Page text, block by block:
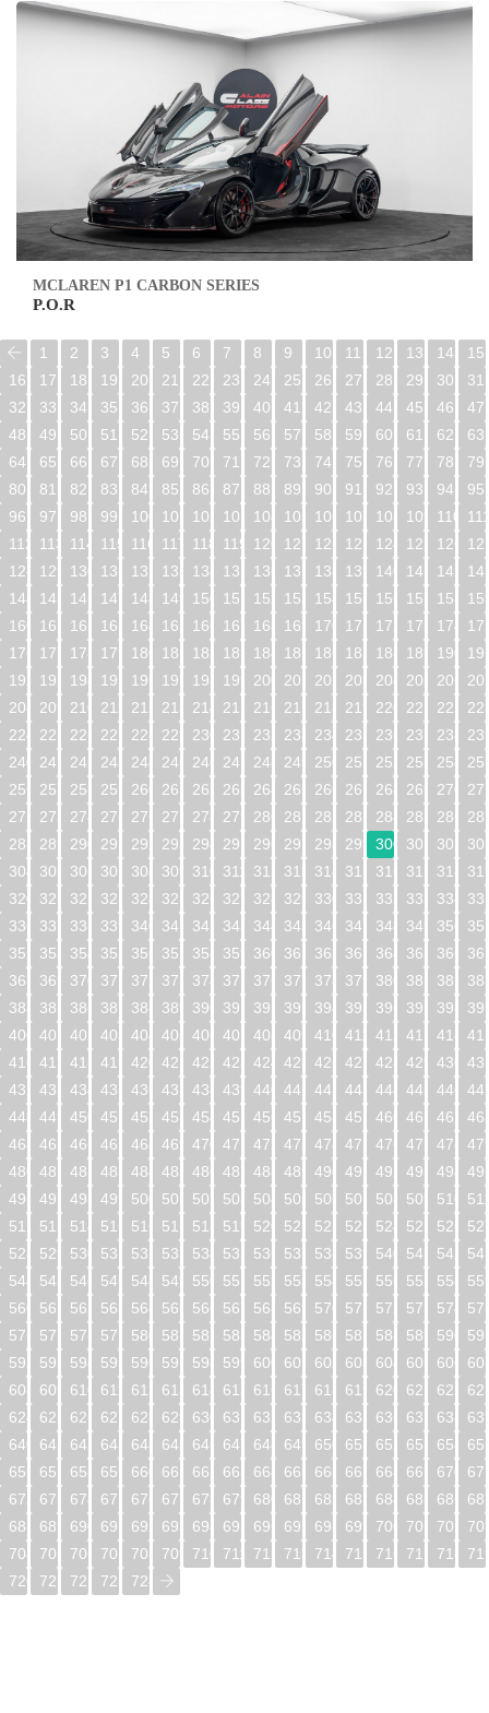
MCLAREN P1 CARBON SERIES
P.O.R
1 2 3 4 5 6 7 8 9 10 11 12 13 14
15
16
17 18 19 20 21 22 23 24 25 26 27 28 29 30
31
32
33 34 35 36 37 38 39 40 41 42 43 44 45 46
47
48
49 50 51 52 53 54 55 56 57 58 59 60 61 62
63
64
65 66 67 68 69 70 71 72 73 74 75 76 77 78
79
80
81 82 83 84 85 86 87 88 89 90 91 92 93 94
95
96
97 98 99 100 101 102 103 104 105 106 107 108 109 110
112
113 114 115 116 117 118 119 120 121 122 123 124 125 126
128
129 130 131 132 133 134 135 136 137 138 139 140 141 142
144
145 146 147 148 149 150 151 152 153 154 155 156 157 158
160
161 162 163 164 165 166 167 168 169 170 171 172 173 174
176
177 178 179 180 181 182 183 184 185 186 187 188 189 190
192
193 194 195 196 197 198 199 200 201 202 203 204 205 206
208
209 210 211 212 213 214 215 216 217 218 219 220 221 222
224
225 226 227 228 229 230 231 232 233 234 235 236 237 238
240
241 242 243 244 245 246 247 248 249 250 251 252 253 254
256
257 258 259 260 261 262 263 264 265 266 267 268 269 270
272
273 274 275 276 277 278 279 280 281 282 283 284 285 286
288
289 290 291 292 293 294 295 296 297 298 299 300 301 302
304
305 306 307 308 309 310 311 312 313 314 315 316 317 318
320
321 322 323 324 325 326 327 328 329 330 331 332 333 334
336
337 338 339 340 341 342 343 344 345 346 347 348 349 350
352
353 354 355 356 357 358 359 360 361 362 363 364 365 366
368
369 370 371 372 373 374 375 376 377 378 379 380 381 382
384
385 386 387 388 389 390 391 392 393 394 395 396 397 398
400
401 402 403 404 405 406 407 408 409 410 411 412 413 414
416
417 418 419 420 421 422 423 424 425 426 427 428 429 430
432
433 434 435 436 437 438 439 440 441 442 443 444 445 446
448
449 450 451 452 453 454 455 456 457 458 459 460 461 462
464
465 466 467 468 469 470 471 472 473 474 475 476 477 478
480
481 482 483 484 485 486 487 488 489 490 491 492 493 494
496
497 498 499 500 501 502 503 504 505 506 507 508 509 510
512
513 514 515 516 517 518 519 520 521 522 523 524 525 526
528
529 530 531 532 533 534 535 536 537 538 539 540 541 542
544
545 546 547 548 549 550 551 552 553 554 555 556 557 558
560
561 562 563 564 565 566 567 568 569 570 571 572 573 574
576
577 578 579 580 581 582 583 584 585 586 587 588 589 590
592
593 594 595 596 597 598 599 600 601 602 603 604 605 606
608
609 610 611 612 613 614 615 616 617 618 619 620 621 622
624
625 626 627 628 629 630 631 632 633 634 635 636 637 638
640
641 642 643 644 645 646 647 648 649 650 651 652 653 654
656
657 658 659 660 661 662 663 664 665 666 667 668 669 670
672
673 674 675 676 677 678 679 680 681 682 683 684 685 686
688
689 690 691 692 693 694 695 696 697 698 699 700 701 702
704
705 706 707 708 709 710 711 712 713 714 715 716 717 718
720
721 722 723 724